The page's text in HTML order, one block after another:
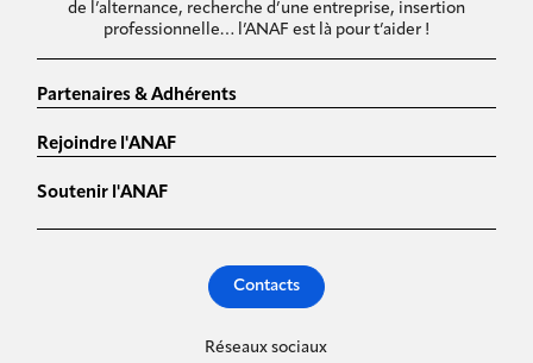
de l’alternance, recherche d’une entreprise, insertion
professionnelle… l’ANAF est là pour t’aider !
Partenaires & Adhérents
Rejoindre l'ANAF
Soutenir l'ANAF
Contacts
Réseaux sociaux